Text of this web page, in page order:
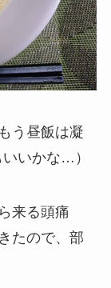
う昼飯は凝
いかな…）
来る頭痛
たので、部